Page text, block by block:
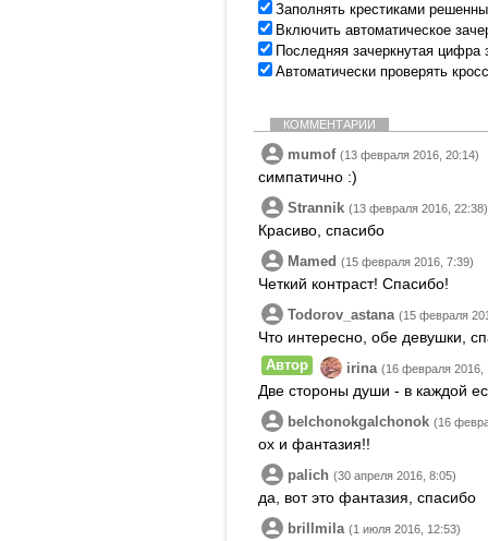
Заполнять крестиками
Включить автоматическое
Последняя зачеркнутая цифра
Автоматически проверять
КОММЕНТАРИИ
mumof (13 февраля 2016, 20:14)
симпатично :)
Strannik (13 февраля 2016, 22:38)
Красиво, спасибо
Mamed (15 февраля 2016, 7:39)
Четкий контраст! Спасибо!
Todorov_astana (15 февраля
Что интересно, обе девушки,
Автор irina (16 февраля 2016,
Две стороны души - в каждой
belchonokgalchonok (16
ох и фантазия!!
palich (30 апреля 2016, 8:05)
да, вот это фантазия, спасибо
brillmila (1 июля 2016, 12:53)